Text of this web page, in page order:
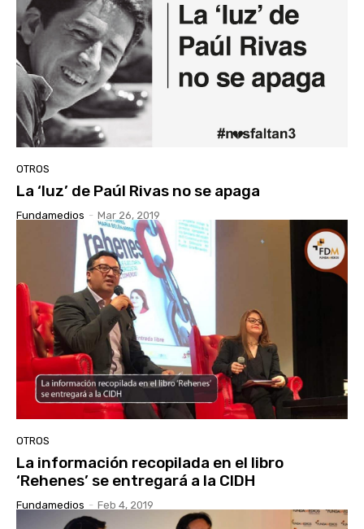
OTROS
La ‘luz’ de Paúl Rivas no se apaga
Fundamedios - Mar 26, 2019
OTROS
La información recopilada en el libro
‘Rehenes’ se entregará a la CIDH
Fundamedios - Feb 4, 2019